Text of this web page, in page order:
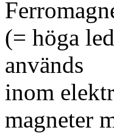
(= höga
används
inom
magneter